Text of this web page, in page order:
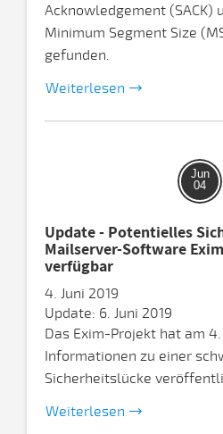
Acknowledgement (SACK)
Minimum Segment Size
gefunden.
Weiterlesen
Jun
04
Update - Potentielles
Mailserver-Software
verfügbar
4. Juni 2019
Update: 6. Juni 2019
Das Exim-Projekt hat am
Informationen zu einer
Sicherheitslücke
Weiterlesen